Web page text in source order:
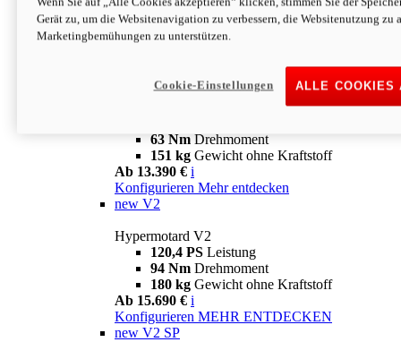
63 NmDrehmoment
151 kgGewicht ohne Kraftstoff
Ab 13.890 € i
63 Nm Drehmoment
151 kg Gewicht ohne Kraftstoff
Ab 13.390 € i
Konfigurieren Mehr entdecken
new V2
Hypermotard V2
120,4 PS Leistung
94 Nm Drehmoment
180 kg Gewicht ohne Kraftstoff
Ab 15.690 € i
Konfigurieren MEHR ENTDECKEN
new V2 SP
Gerät zu, um die Websitenavigation zu verbessern, die Websitenutzung zu
Marketingbemühungen zu unterstützen.
ALLE COOKIES
Cookie-Einstellungen